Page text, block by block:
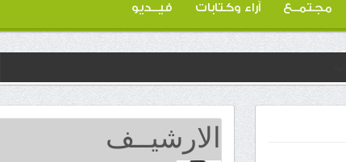
مجتمــع آراء وكتابات فيــديو
الارشيــف